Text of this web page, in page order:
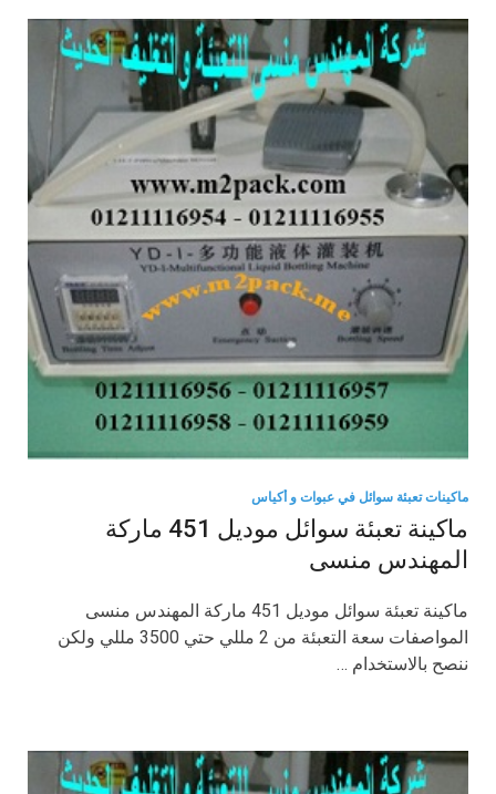
ماكينات تعبئة سوائل في عبوات و أكياس
ماكينة تعبئة سوائل موديل 451 ماركة
المهندس منسى
ماكينة تعبئة سوائل موديل 451 ماركة المهندس منسى
المواصفات سعة التعبئة من 2 مللي حتي 3500 مللي ولكن
ننصح بالاستخدام …